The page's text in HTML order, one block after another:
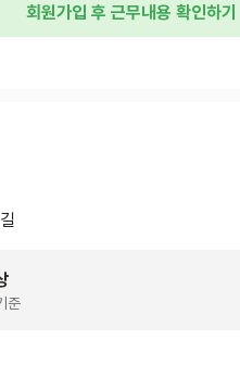
회원가입 후 근무내용 확인하기
준